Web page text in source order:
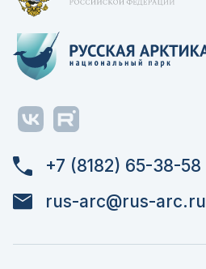
+7 (8182) 65-38-58
rus-arc@rus-arc.ru